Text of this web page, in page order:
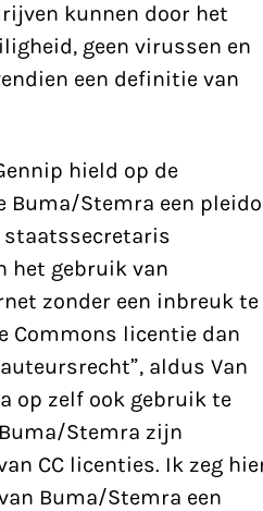
kunnen door het
geen virussen en
een definitie van
hield op de
Buma/Stemra een
staatssecretaris
het gebruik van
zonder een inbreuk te
Commons licentie dan
aldus Van
op zelf ook gebruik te
Stemra zijn
CC licenties. Ik zeg
Buma/Stemra een